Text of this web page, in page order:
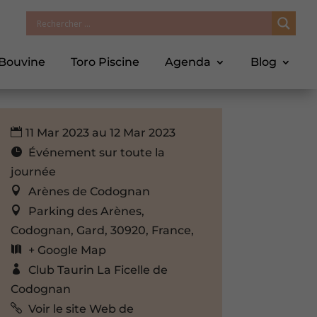
Toro Piscine Agenda Blog
11 Mar 2023 au 12 Mar 2023
Événement sur toute la
journée
Arènes de Codognan
Parking des Arènes,
Codognan, Gard, 30920, France,
+ Google Map
Club Taurin La Ficelle de
Codognan
Voir le site Web de